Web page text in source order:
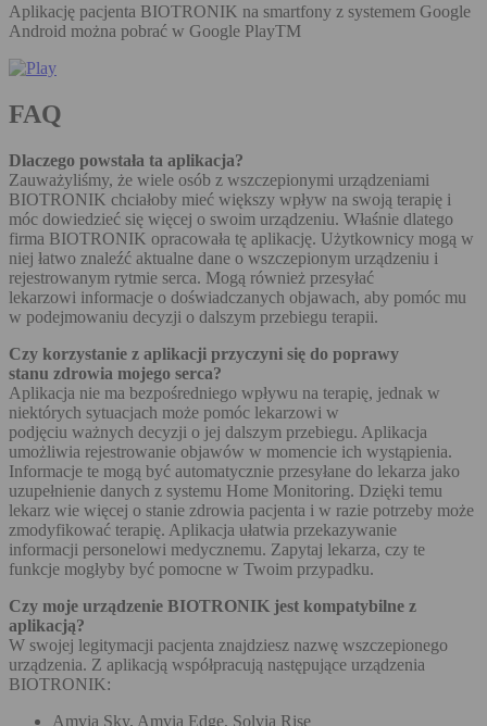
Aplikację pacjenta BIOTRONIK na smartfony z systemem Google
Android można pobrać w Google PlayTM
FAQ
Dlaczego powstała ta aplikacja?
Zauważyliśmy, że wiele osób z wszczepionymi urządzeniami
BIOTRONIK chciałoby mieć większy wpływ na swoją terapię i
móc dowiedzieć się więcej o swoim urządzeniu. Właśnie dlatego
firma BIOTRONIK opracowała tę aplikację. Użytkownicy mogą w
niej łatwo znaleźć aktualne dane o wszczepionym urządzeniu i
rejestrowanym rytmie serca. Mogą również przesyłać
lekarzowi informacje o doświadczanych objawach, aby pomóc mu
w podejmowaniu decyzji o dalszym przebiegu terapii.
Czy korzystanie z aplikacji przyczyni się do poprawy
stanu zdrowia mojego serca?
Aplikacja nie ma bezpośredniego wpływu na terapię, jednak w
niektórych sytuacjach może pomóc lekarzowi w
podjęciu ważnych decyzji o jej dalszym przebiegu. Aplikacja
umożliwia rejestrowanie objawów w momencie ich wystąpienia.
Informacje te mogą być automatycznie przesyłane do lekarza jako
uzupełnienie danych z systemu Home Monitoring. Dzięki temu
lekarz wie więcej o stanie zdrowia pacjenta i w razie potrzeby może
zmodyfikować terapię. Aplikacja ułatwia przekazywanie
informacji personelowi medycznemu. Zapytaj lekarza, czy te
funkcje mogłyby być pomocne w Twoim przypadku.
Czy moje urządzenie BIOTRONIK jest kompatybilne z
aplikacją?
W swojej legitymacji pacjenta znajdziesz nazwę wszczepionego
urządzenia. Z aplikacją współpracują następujące urządzenia
BIOTRONIK:
Amvia Sky, Amvia Edge, Solvia Rise